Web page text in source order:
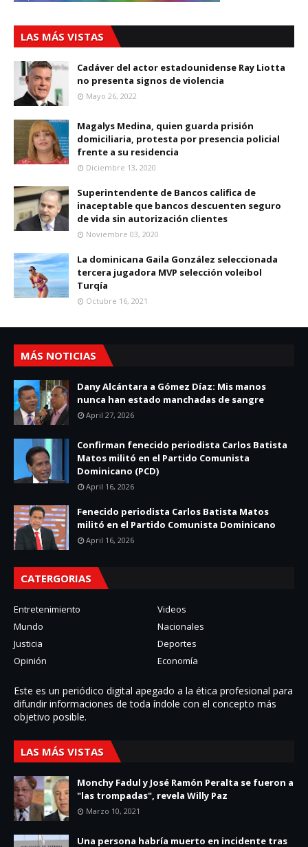
LAS MÁS VISTAS
Cadáver del actor estadounidense Ray Liotta
no presenta signos de violencia
Mayo 26, 2022
Magalys Medina, quien guarda prisión
domiciliaria, protesta por presencia policial
frente a su residencia
Diciembre 13, 2020
Superintendente de Bancos califica de
inaceptable que bancos descuenten seguro
de vida sin autorización clientes
Noviembre 03, 2020
La dominicana Gaila González seleccionada
tercera jugadora MVP selección voleibol
Turqía
Octubre 16, 2021
MÁS NOTICIAS
Dany Alcántara a Gómez Díaz: Mis manos
nunca han estado manchadas de sangre
April 27, 2026
Confirman fenecido periodista Carlos Batista
Matos militó en el Partido Comunista
Dominicano (PCD)
April 16, 2026
Fenecido periodista Carlos Batista Matos
militó en el Partido Comunista Dominicano
April 16, 2026
CATERGORIAS
Entretenimiento
Videos
Mundo
Nacionales
Justicia
Deportes
Opinión
Economía
Este es un periódico digital apegado a la ética profesional para
difundir informaciones de toda í­ndole con el concepto más
objetivo posible.
LAS MÁS VISTAS
Monchy Fadul y José Ramón Peralta se fueron a
"las trompadas", revela Willy Paz
Marzo 10, 2021
Una persona habría muerto en incidente tras